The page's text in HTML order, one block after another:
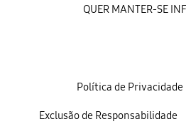
Política de Privacidade
Exclusão de Responsabilidade
QUER MANTER-SE